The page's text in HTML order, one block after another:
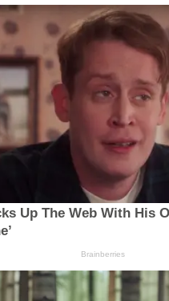
Up The Web With His
Brainberries